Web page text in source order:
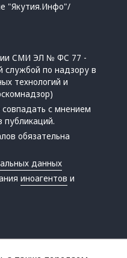
"Якутия.Инфо"/
СМИ ЭЛ № ФС 77 -
службой по надзору в
технологий и
с мнением
публикаций.
обязательна
данных
иноагентов и